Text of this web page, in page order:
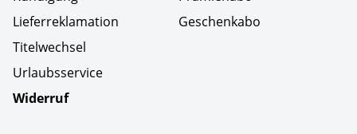
Lieferreklamation
Titelwechsel
Urlaubsservice
Widerruf
Geschenkabo